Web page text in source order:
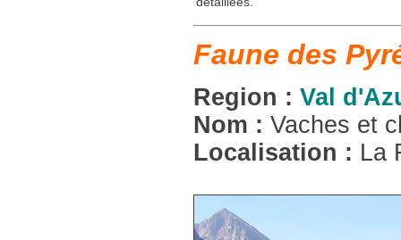
Faune des
Region : Val
Nom : Vaches et
Localisation : La